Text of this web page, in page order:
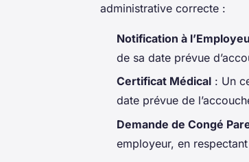
administrative correcte :
Notification à
de sa date prévue
Certificat Médical : Un
date prévue de
Demande de Congé
employeur, en